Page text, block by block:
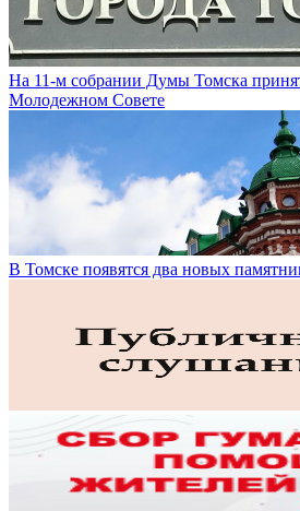
На 11-м собрании Думы Томска
Молодежном Совете
В Томске появятся два новых